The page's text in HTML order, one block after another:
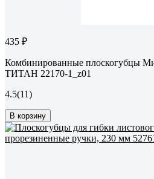
435 ₽
Комбинированные плоскогубцы
ТИТАН 22170-1_z01
4.5(11)
В корзину